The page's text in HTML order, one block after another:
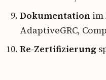
Dokumentation im
AdaptiveGRC,
Re-Zertifizierung